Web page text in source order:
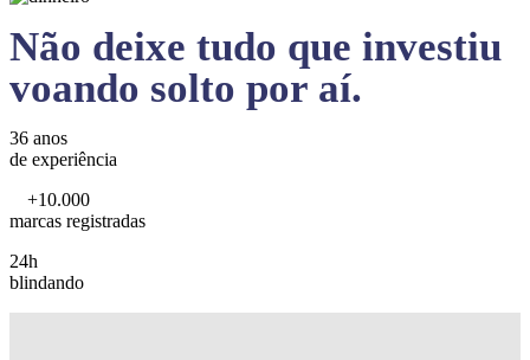
Não deixe tudo que investiu
voando solto por aí.
36 anos
de experiência
+10.000
marcas registradas
24h
blindando